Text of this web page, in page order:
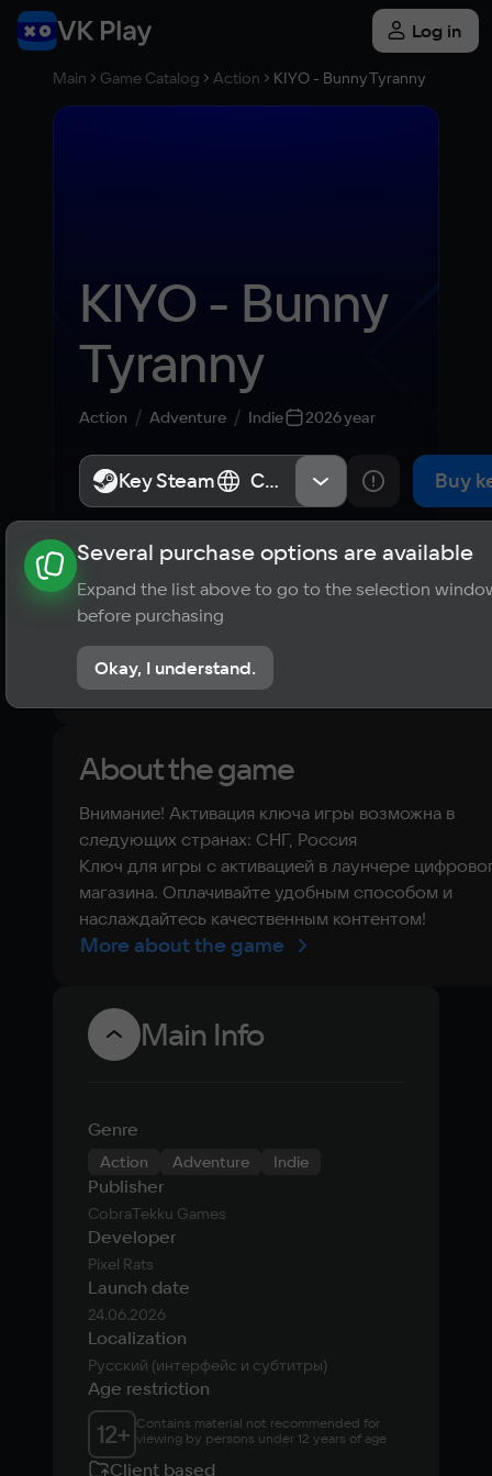
Log in
Main Game Catalog Action KIYO - Bunny Tyranny
KIYO - Bunny
Tyranny
Action Adventure Indie 2026 year
Key Steam СНГ, Россия Buy
About the game News Requirements
? Player ratings
No reviews
About the game
Внимание! Активация ключа игры возможна в
следующих странах: СНГ, Россия
Ключ для игры с активацией в лаунчере
магазина. Оплачивайте удобным способом и
наслаждайтесь качественным контентом!
More about the game
Main Info
Genre
Action Adventure Indie
Publisher
CobraTekku Games
Developer
Pixel Rats
Launch date
24.06.2026
Localization
Русский (интерфейс и субтитры)
Age restriction
12+ Contains material not recommended for
viewing by persons under 12 years of age
Client based
Key Steam СНГ, Россия
Several purchase options are available
Expand the list above to go to the selection
before purchasing
Okay, I understand.